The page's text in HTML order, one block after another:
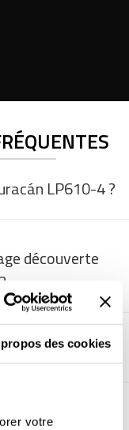
des cookies
votre
LP610-4 ?
découverte
ça marche ?
un stage ?